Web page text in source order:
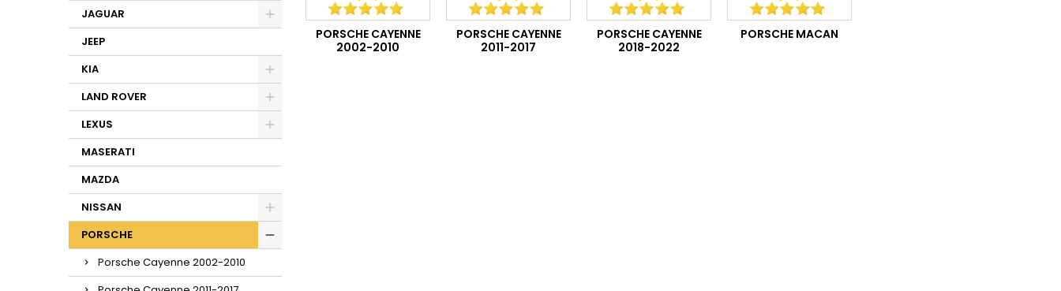
JAGUAR
JEEP
KIA
LAND ROVER
LEXUS
MASERATI
MAZDA
NISSAN
PORSCHE
Porsche Cayenne 2002-2010
PORSCHE CAYENNE
2002-2010
PORSCHE CAYENNE
2011-2017
PORSCHE CAYENNE
2018-2022
PORSCHE MACAN